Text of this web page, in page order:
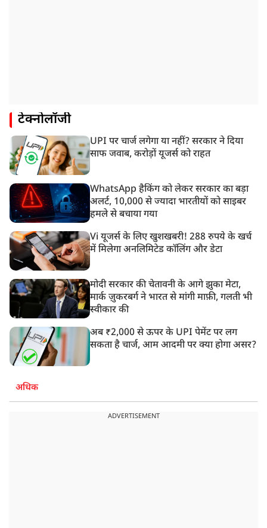
टेक्नोलॉजी
UPI पर चार्ज लगेगा या नहीं? सरकार ने दिया
साफ जवाब, करोड़ों यूजर्स को राहत
WhatsApp हैकिंग को लेकर सरकार का बड़ा
अलर्ट, 10,000 से ज्यादा भारतीयों को साइबर
हमले से बचाया गया
Vi यूजर्स के लिए खुशखबरी! 288 रुपये के खर्च
में मिलेगा अनलिमिटेड कॉलिंग और डेटा
मोदी सरकार की चेतावनी के आगे झुका मेटा,
मार्क ज़ुकरबर्ग ने भारत से मांगी माफ़ी, गलती भी
स्वीकार की
अब ₹2,000 से ऊपर के UPI पेमेंट पर लग
सकता है चार्ज, आम आदमी पर क्या होगा असर?
अधिक
ADVERTISEMENT